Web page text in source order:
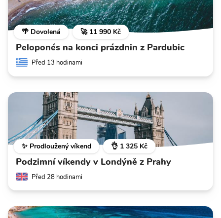
🌴 Dovolená 🚀 11 990 Kč
Peloponés na konci prázdnin z Pardubic
Před 13 hodinami
✨ Prodloužený víkend 👌 1 325 Kč
Podzimní víkendy v Londýně z Prahy
Před 28 hodinami